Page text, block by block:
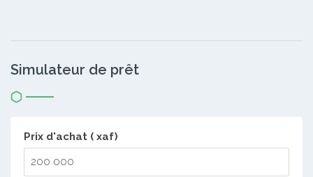
Simulateur de prêt
Prix d'achat ( xaf)